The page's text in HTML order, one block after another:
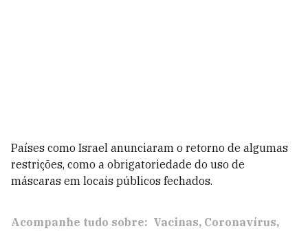
Países como Israel anunciaram o retorno de algumas
restrições, como a obrigatoriedade do uso de
máscaras em locais públicos fechados.
Acompanhe tudo sobre: Vacinas Coronavírus